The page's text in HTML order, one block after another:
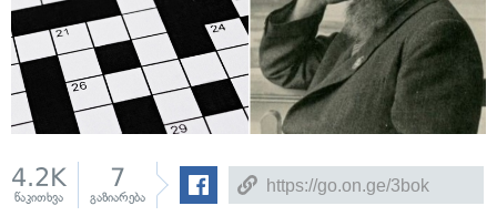
4.2K
წაკითხვა
7
გაზიარება